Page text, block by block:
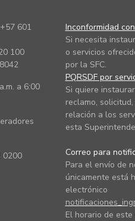
601
100
a 6:00
0200
Inconformidad
Si necesita
o servicios
por la SFC.
PQRSDF por
Si quiere
reclamo,
relación a los
esta
Correo para
Para el envío de
únicamente está
electrónico
El horario de